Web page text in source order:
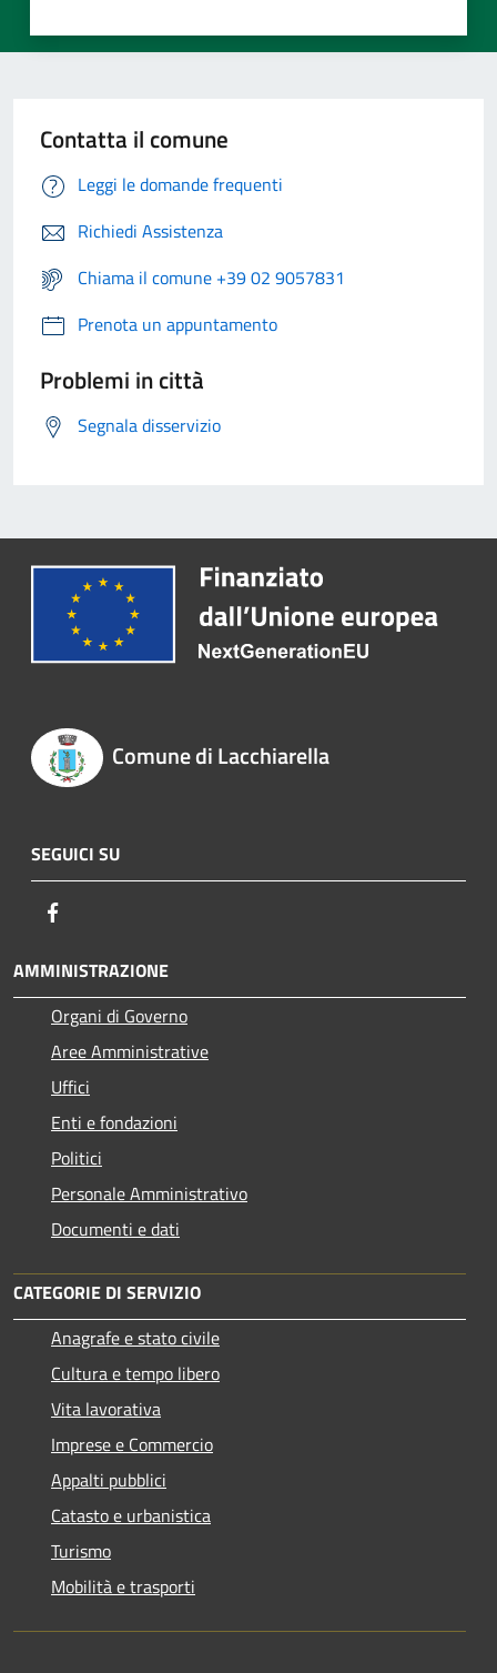
Contatta il comune
Leggi le domande frequenti
Richiedi Assistenza
Chiama il comune +39 02 9057831
Prenota un appuntamento
Problemi in città
Segnala disservizio
Comune di Lacchiarella
SEGUICI SU
AMMINISTRAZIONE
Organi di Governo
Aree Amministrative
Uffici
Enti e fondazioni
Politici
Personale Amministrativo
Documenti e dati
CATEGORIE DI SERVIZIO
Anagrafe e stato civile
Cultura e tempo libero
Vita lavorativa
Imprese e Commercio
Appalti pubblici
Catasto e urbanistica
Turismo
Mobilità e trasporti